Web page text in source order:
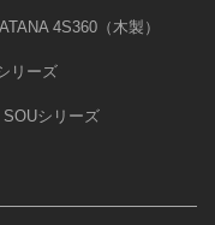
4S360（木製）
リーズ
SOUシリーズ